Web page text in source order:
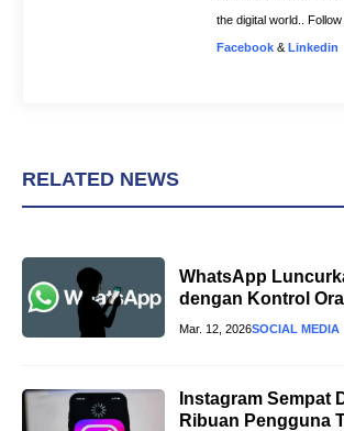
the digital world..
Facebook & Linkedin
RELATED NEWS
WhatsApp
dengan Kontrol
Mar. 12, 2026SOCIAL MEDIA
Instagram Sempat
Ribuan Pengguna